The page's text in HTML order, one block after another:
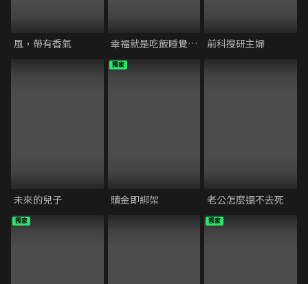
風，帶有香氣 幸福就是吃飯睡覺等待 前科搜研主婦
未來的兒子
獨家
贖金即綁架 老公怎麼還不去死
獨家 獨家